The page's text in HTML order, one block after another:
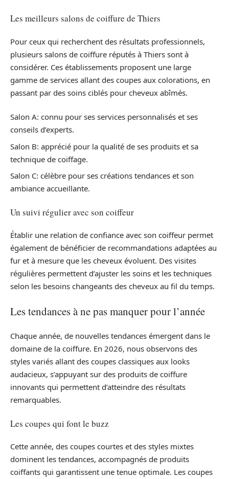
Les meilleurs salons de coiffure de Thiers
Pour ceux qui recherchent des résultats professionnels,
plusieurs salons de coiffure réputés à Thiers sont à
considérer. Ces établissements proposent une large
gamme de services allant des coupes aux colorations, en
passant par des soins ciblés pour cheveux abîmés.
Salon A: connu pour ses services personnalisés et ses
conseils d’experts.
Salon B: apprécié pour la qualité de ses produits et sa
technique de coiffage.
Salon C: célèbre pour ses créations tendances et son
ambiance accueillante.
Un suivi régulier avec son coiffeur
Établir une relation de confiance avec son coiffeur permet
également de bénéficier de recommandations adaptées au
fur et à mesure que les cheveux évoluent. Des visites
régulières permettent d’ajuster les soins et les techniques
selon les besoins changeants des cheveux au fil du temps.
Les tendances à ne pas manquer pour l’année
Chaque année, de nouvelles tendances émergent dans le
domaine de la coiffure. En 2026, nous observons des
styles variés allant des coupes classiques aux looks
audacieux, s’appuyant sur des produits de coiffure
innovants qui permettent d’atteindre des résultats
remarquables.
Les coupes qui font le buzz
Cette année, des coupes courtes et des styles mixtes
dominent les tendances, accompagnés de produits
coiffants qui garantissent une tenue optimale. Les coupes